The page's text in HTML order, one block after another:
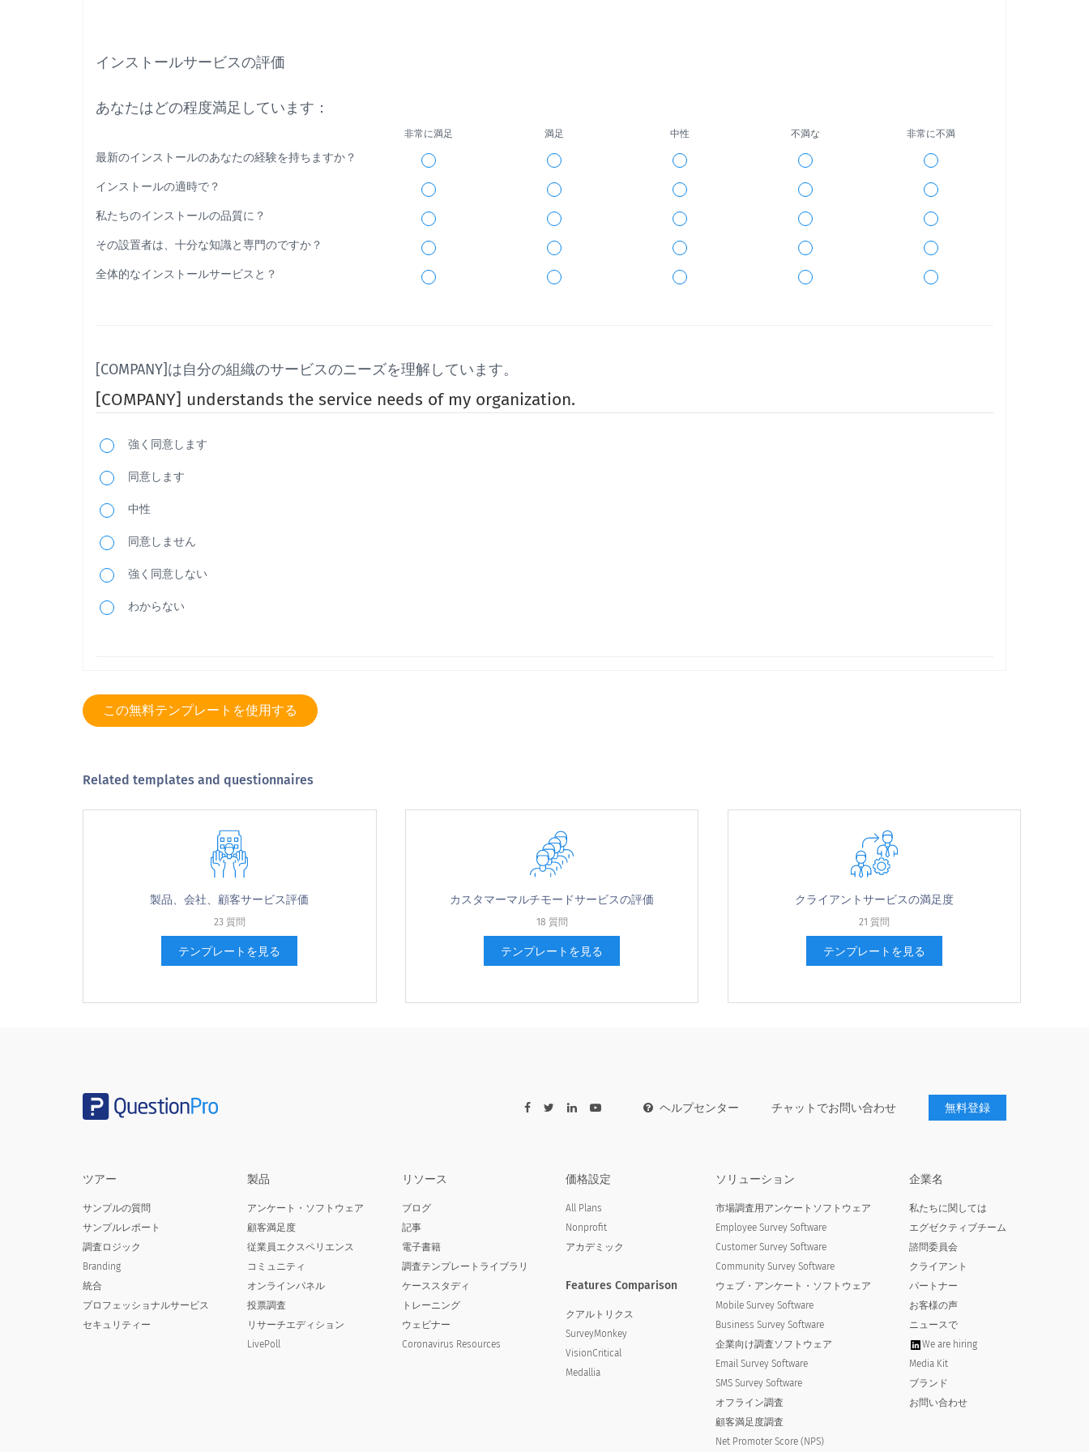
インストールサービスの評価
あなたはどの程度満足しています：
非常に満足 満足 中性 不満な 非常に不満
最新のインストールのあなたの経験を持ちますか？
インストールの適時で？
私たちのインストールの品質に？
その設置者は、十分な知識と専門のですか？
全体的なインストールサービスと？
[COMPANY]は自分の組織のサービスのニーズを理解しています。
[COMPANY] understands the service needs of my organization.
強く同意します
同意します
中性
同意しません
強く同意しない
わからない
全体的に、あなたは/あなたの組織と[会社]との間の接触の量とどのように満足していますか？
Overall, how satisfied are you with the amount of contact between you/your organization and [COMPANY]?
非常に満足
満足
非常に不満
わからない
優れた
フェア
貧しいです
全体的に、支払った価格と比較して[COMPANY]のサービスの価値は、次のとおりです。
この無料テンプレートを使用する
Related templates and questionnaires
製品、会社、顧客サービス評価
23 質問
テンプレートを見る
カスタマーマルチモードサービスの評価
18 質問
テンプレートを見る
クライアントサービスの満足度
21 質問
テンプレートを見る
ヘルプセンター チャットでお問い合わせ 無料登録
ツアー
サンプルの質問
サンプルレポート
調査ロジック
Branding
統合
プロフェッショナルサービス
セキュリティー
製品
アンケート・ソフトウェア
顧客満足度
従業員エクスペリエンス
コミュニティ
オンラインパネル
投票調査
リサーチエディション
LivePoll
リソース
ブログ
記事
電子書籍
調査テンプレートライブラリ
ケーススタディ
トレーニング
ウェビナー
Coronavirus Resources
価格設定
All Plans
Nonprofit
アカデミック
Features Comparison
クアルトリクス
SurveyMonkey
VisionCritical
Medallia
ソリューション
市場調査用アンケートソフトウェア
Employee Survey Software
Customer Survey Software
Community Survey Software
ウェブ・アンケート・ソフトウェア
Mobile Survey Software
Business Survey Software
企業向け調査ソフトウェア
Email Survey Software
SMS Survey Software
オフライン調査
顧客満足度調査
Net Promoter Score (NPS)
企業名
私たちに関しては
エグゼクティブチーム
諮問委員会
クライアント
パートナー
お客様の声
ニュースで
We are hiring
Media Kit
ブランド
お問い合わせ